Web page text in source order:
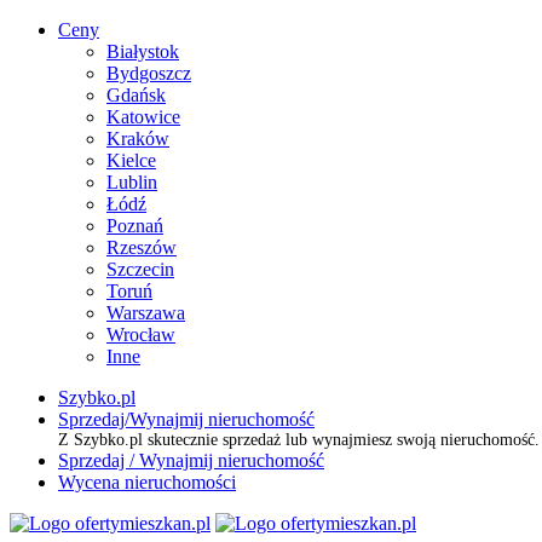
Ceny
Białystok
Bydgoszcz
Gdańsk
Katowice
Kraków
Kielce
Lublin
Łódź
Poznań
Rzeszów
Szczecin
Toruń
Warszawa
Wrocław
Inne
Szybko.pl
Sprzedaj/Wynajmij nieruchomość
Z Szybko.pl skutecznie sprzedaż lub wynajmiesz swoją nieruchomość.
Sprzedaj / Wynajmij nieruchomość
Wycena nieruchomości